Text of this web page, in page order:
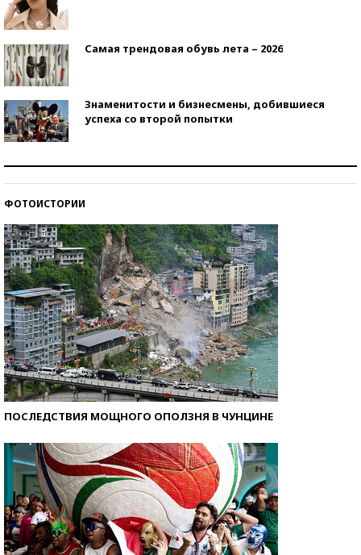
Самая трендовая обувь лета – 2026
Знаменитости и бизнесмены, добившиеся
успеха со второй попытки
ФОТОИСТОРИИ
ПОСЛЕДСТВИЯ МОЩНОГО ОПОЛЗНЯ В ЧУНЦИНЕ